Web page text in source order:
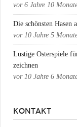
vor 6 Jahre 10
Die schönsten Hasen
vor 10 Jahre 5
Lustige Osterspiele
zeichnen
vor 10 Jahre 6
KONTAKT